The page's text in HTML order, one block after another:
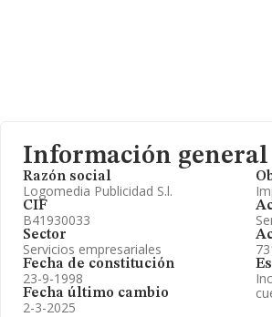
Información general
Razón social
Logomedia Publicidad S.l.
CIF
B41930033
Sector
Servicios empresariales
Fecha de constitución
23-9-1998
Fecha último cambio
2-3-2025